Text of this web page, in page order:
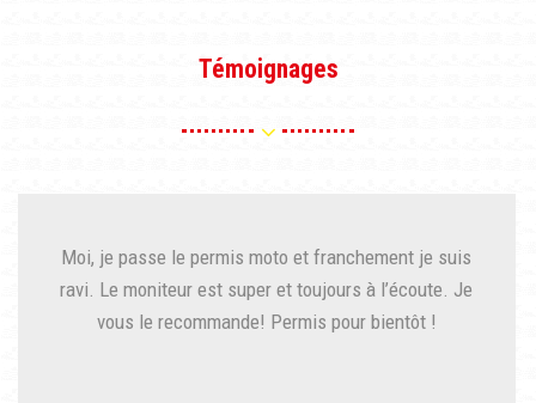
Témoignages
Moi, je passe le permis moto et franchement je suis
ravi. Le moniteur est super et toujours à l’écoute. Je
vous le recommande! Permis pour bientôt !